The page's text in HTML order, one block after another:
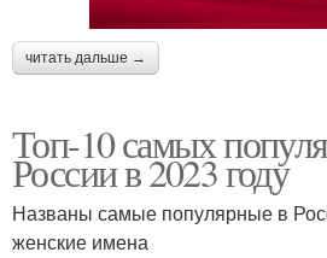
читать дальше →
Топ-10 самых
России в 2023 году
Названы самые популярные в
женские имена